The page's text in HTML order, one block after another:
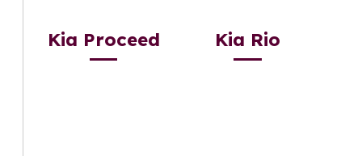
Kia Proceed Kia Rio